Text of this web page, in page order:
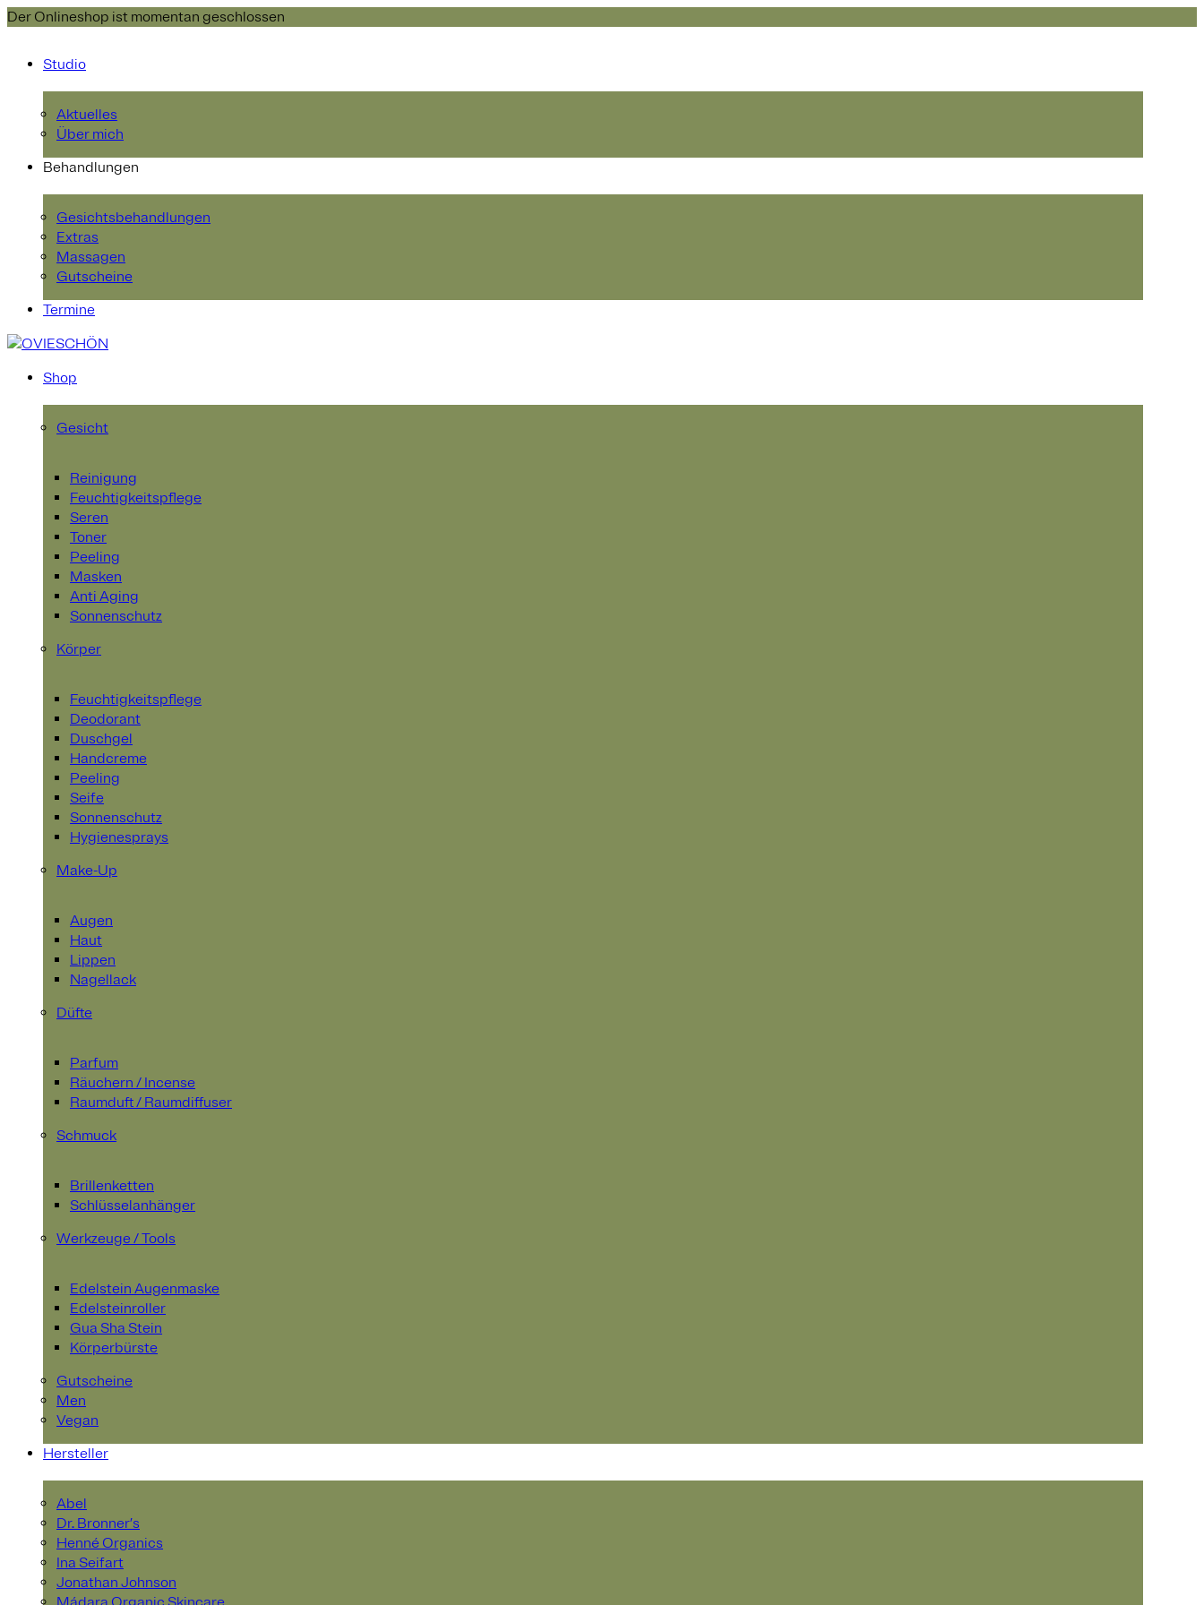
Der Onlineshop ist momentan geschlossen
Studio
Aktuelles
Über mich
Behandlungen
Gesichtsbehandlungen
Extras
Massagen
Gutscheine
Termine
Shop
Gesicht
Reinigung
Feuchtigkeitspflege
Seren
Toner
Peeling
Masken
Anti Aging
Sonnenschutz
Körper
Feuchtigkeitspflege
Deodorant
Duschgel
Handcreme
Peeling
Seife
Sonnenschutz
Hygienesprays
Make-Up
Augen
Haut
Lippen
Nagellack
Düfte
Parfum
Räuchern / Incense
Raumduft / Raumdiffuser
Schmuck
Brillenketten
Schlüsselanhänger
Werkzeuge / Tools
Edelstein Augenmaske
Edelsteinroller
Gua Sha Stein
Körperbürste
Gutscheine
Men
Vegan
Hersteller
Abel
Dr. Bronner’s
Henné Organics
Ina Seifart
Jonathan Johnson